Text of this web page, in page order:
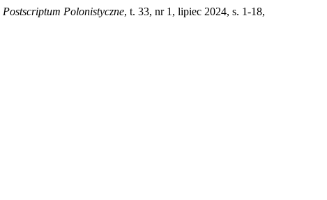
Postscriptum Polonistyczne, t. 33, nr 1, lipiec 2024, s. 1-18,